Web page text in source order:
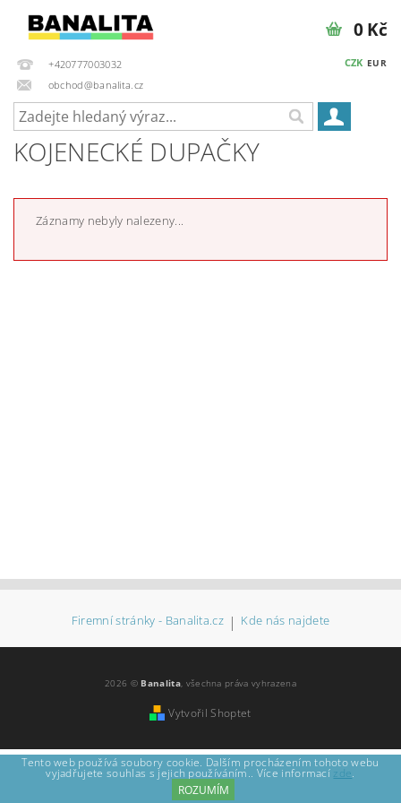
+420777003032
obchod@banalita.cz
CZK EUR
0 Kč
KOJENECKÉ DUPAČKY
Záznamy nebyly nalezeny...
Firemní stránky - Banalita.cz | Kde nás najdete
2026 © Banalita, všechna práva vyhrazena
Vytvořil Shoptet
Tento web používá soubory cookie. Dalším procházením tohoto webu
vyjadřujete souhlas s jejich používáním.. Více informací zde.
ROZUMÍM